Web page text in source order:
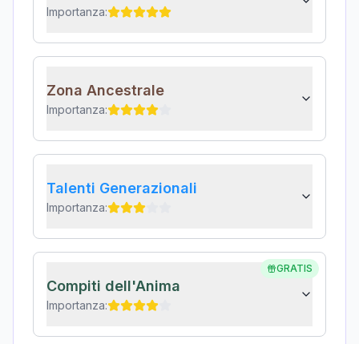
Importanza:
Zona Ancestrale
Importanza:
Talenti Generazionali
Importanza:
GRATIS
Compiti dell'Anima
Importanza: